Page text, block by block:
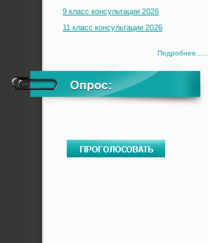
9 класс консультации 2026
11 класс консультации 2026
Подробнее.......